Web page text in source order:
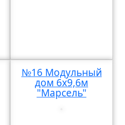
№16 Модульный
дом 6х9,6м
"Марсель"